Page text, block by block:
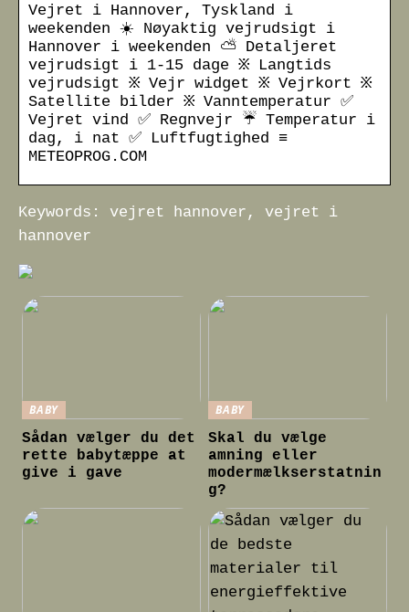
Vejret i Hannover, Tyskland i
weekenden ☀️ Nøyaktig vejrudsigt i
Hannover i weekenden ⛅ Detaljeret
vejrudsigt i 1-15 dage ፠ Langtids
vejrudsigt ፠ Vejr widget ፠ Vejrkort ፠
Satellite bilder ፠ Vanntemperatur ✅
Vejret vind ✅ Regnvejr ☔ Temperatur i
dag, i nat ✅ Luftfugtighed ≡
METEOPROG.COM
Keywords: vejret hannover, vejret i
hannover
BABY
Sådan vælger du det
rette babytæppe at
give i gave
BABY
Skal du vælge
amning eller
modermælkserstatnin
g?